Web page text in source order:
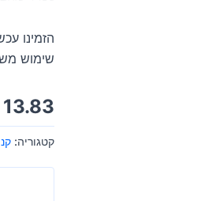
שימוש
13.83
קטגוריה: